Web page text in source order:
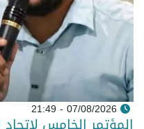
07/08/2026 - 21:49